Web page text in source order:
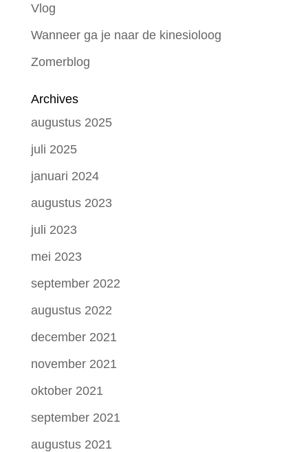
Vlog
Wanneer ga je naar de kinesioloog
Zomerblog
Archives
augustus 2025
juli 2025
januari 2024
augustus 2023
juli 2023
mei 2023
september 2022
augustus 2022
december 2021
november 2021
oktober 2021
september 2021
augustus 2021